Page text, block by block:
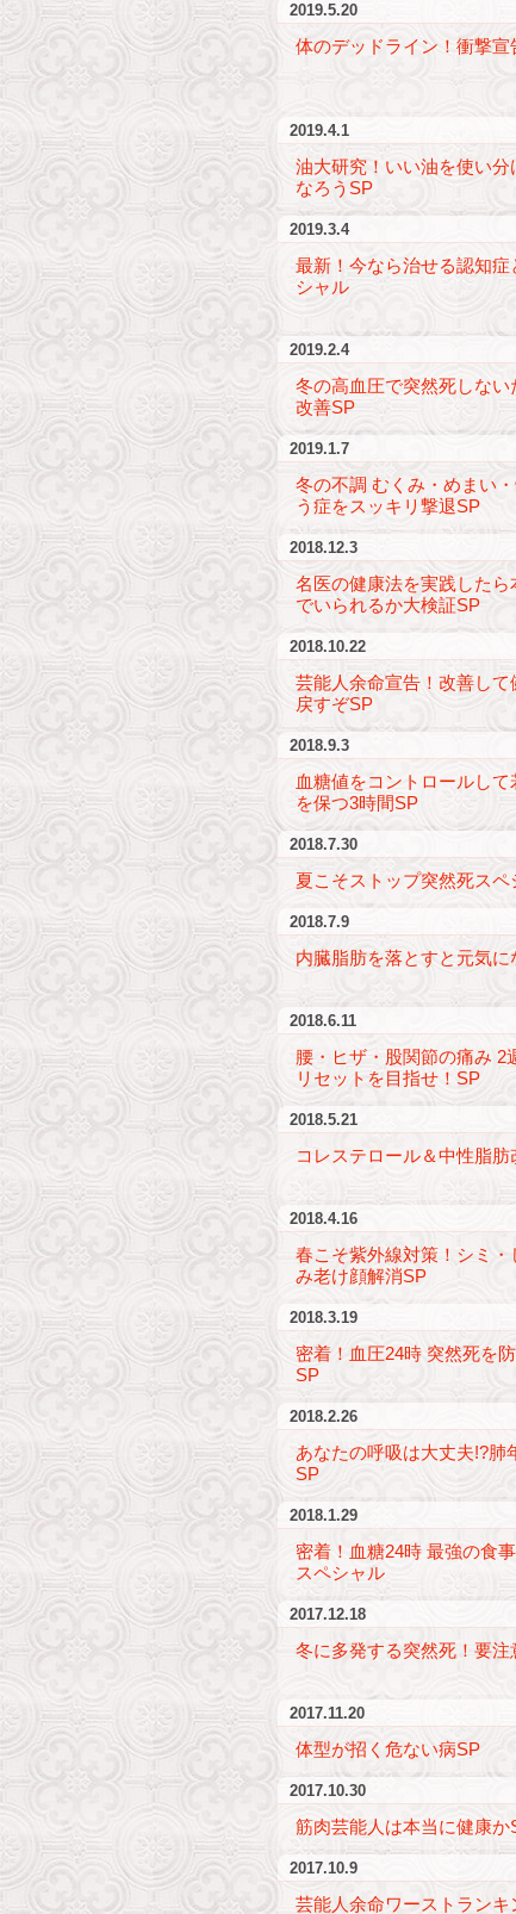
2019.5.20
体のデッドライン！衝撃宣
2019.4.1
油大研究！いい油を使い分
なろうSP
2019.3.4
最新！今なら治せる認知症
シャル
2019.2.4
冬の高血圧で突然死しない
改善SP
2019.1.7
冬の不調 むくみ・めまい・
う症をスッキリ撃退SP
2018.12.3
名医の健康法を実践したら
でいられるか大検証SP
2018.10.22
芸能人余命宣告！改善して
戻すぞSP
2018.9.3
血糖値をコントロールして
を保つ3時間SP
2018.7.30
夏こそストップ突然死スペ
2018.7.9
内臓脂肪を落とすと元気に
2018.6.11
腰・ヒザ・股関節の痛み 2
リセットを目指せ！SP
2018.5.21
コレステロール＆中性脂肪
2018.4.16
春こそ紫外線対策！シミ・
み老け顔解消SP
2018.3.19
密着！血圧24時 突然死を
SP
2018.2.26
あなたの呼吸は大丈夫!?肺
SP
2018.1.29
密着！血糖24時 最強の食
スペシャル
2017.12.18
冬に多発する突然死！要注
2017.11.20
体型が招く危ない病SP
2017.10.30
筋肉芸能人は本当に健康か
2017.10.9
芸能人余命ワーストランキ